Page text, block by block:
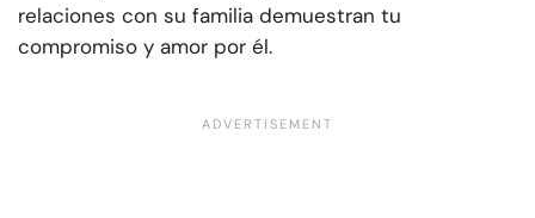
relaciones con su familia demuestran tu
compromiso y amor por él.